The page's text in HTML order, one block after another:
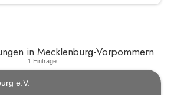
in Mecklenburg-Vorpommern
1 Einträge
e.V.